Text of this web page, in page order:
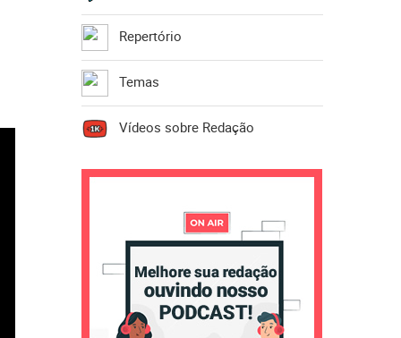
Repertório
Temas
Vídeos sobre Redação